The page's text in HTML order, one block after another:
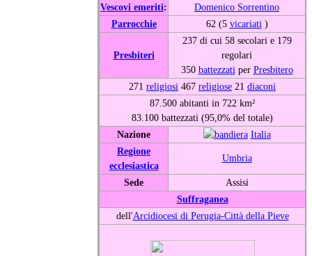
Vescovi emeriti:
Domenico Sorrentino
Parrocchie
62 (5 vicariati )
Presbiteri
237 di cui 58 secolari e 179
regolari
350 battezzati per Presbitero
271 religiosi 467 religiose 21 diaconi
87.500 abitanti in 722 km²
83.100 battezzati (95,0% del totale)
Nazione
Italia
Regione
ecclesiastica
Umbria
Sede
Assisi
Suffraganea
dell'Arcidiocesi di Perugia-Città della Pieve